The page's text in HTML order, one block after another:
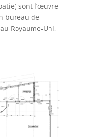
sont l’œuvre
bureau de
Royaume-Uni,